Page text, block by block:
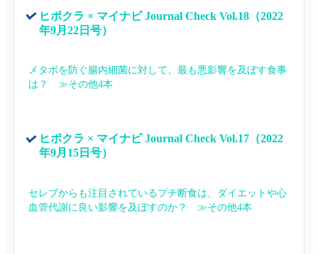
ヒポクラ × マイナビ Journal Check Vol.18（2022
年9月22日号）
メタボを防ぐ腸内細菌に対して、最も悪影響を及ぼす食事
は？　≫その他4本
ヒポクラ × マイナビ Journal Check Vol.17（2022
年9月15日号）
セレブからも注目されているプチ断食は、ダイエットや心
血管代謝に良い影響を及ぼすのか？　≫その他4本